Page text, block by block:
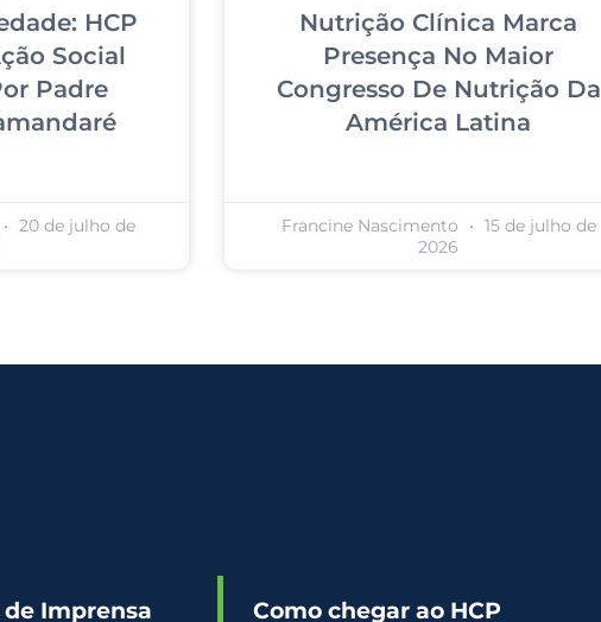
HCP
Social
Padre
20 de julho de
Nutrição Clínica Marca
Presença No Maior
Congresso De Nutrição Da
América Latina
Francine Nascimento
15 de julho de
2026
Imprensa Como chegar ao HCP